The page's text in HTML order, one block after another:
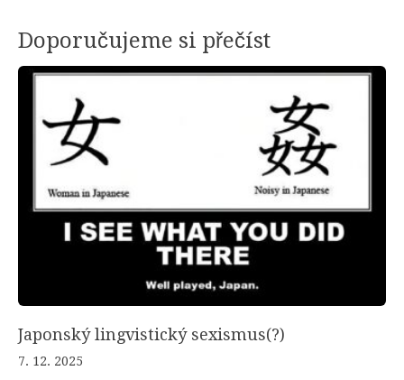
Doporučujeme si přečíst
Japonský lingvistický sexismus(?)
7. 12. 2025